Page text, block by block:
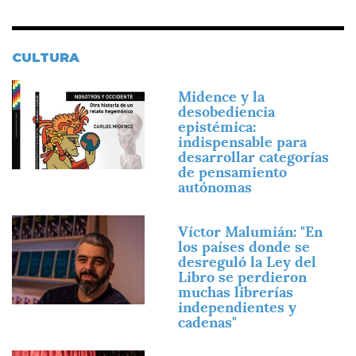
CULTURA
Imagen
Midence y la
desobediencia
epistémica:
indispensable para
desarrollar categorías
de pensamiento
autónomas
Imagen
Víctor Malumián: "En
los países donde se
desreguló la Ley del
Libro se perdieron
muchas librerías
independientes y
cadenas"